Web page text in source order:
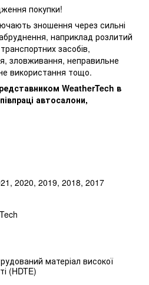
покупки!
зношення через сильні
наприклад розлитий
засобів,
зловживання, неправильне
використання тощо.
WeatherTech в
автосалони,
2020, 2019, 2018, 2017
матеріал високої
(HDTE)